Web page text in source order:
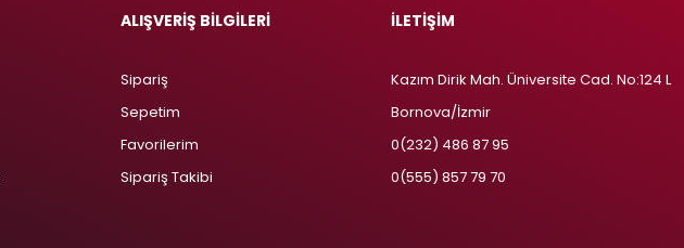
ALIŞVERİŞ BİLGİLERİ
Sipariş
Sepetim
Favorilerim
Sipariş Takibi
İLETİŞİM
Kazım Dirik Mah. Üniversite Cad. No:124 L
Bornova/İzmir
0(232) 486 87 95
0(555) 857 79 70